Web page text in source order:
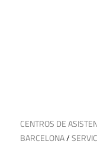
21 de septiembre de
CENTROS DE
BARCELONA/